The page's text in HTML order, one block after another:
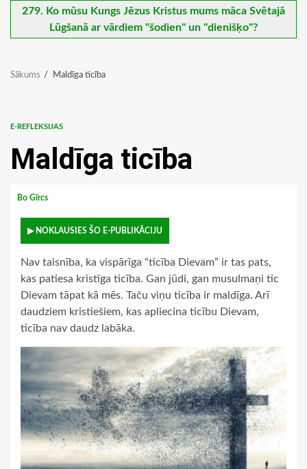
279. Ko mūsu Kungs Jēzus Kristus mums māca Svētajā
Lūgšanā ar vārdiem "šodien" un "dienišķo"?
Sākums Maldīga ticība
E-REFLEKSIJAS
Maldīga ticība
Bo Gīrcs
▶ NOKLAUSIES ŠO E-PUBLIKĀCIJU
Nav taisnība, ka vispārīga “ticība Dievam” ir tas pats,
kas patiesa kristīga ticība. Gan jūdi, gan musulmaņi tic
Dievam tāpat kā mēs. Taču viņu ticība ir maldīga. Arī
daudziem kristiešiem, kas apliecina ticību Dievam,
ticība nav daudz labāka.